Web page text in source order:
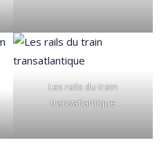
Les rails du train
transatlantique